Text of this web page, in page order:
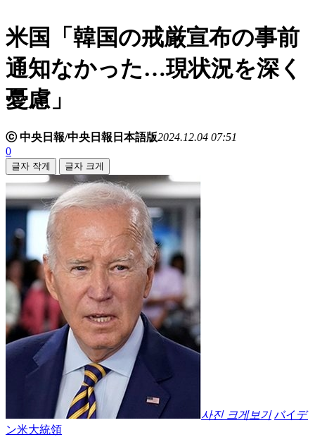
米国「韓国の戒厳宣布の事前
通知なかった…現状況を深く
憂慮」
ⓒ 中央日報/中央日報日本語版2024.12.04 07:51
0
글자 작게 글자 크게
사진 크게보기 バイデ
ン米大統領